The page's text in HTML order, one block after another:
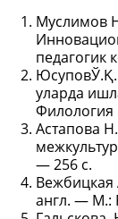
Муслимов
педагогик
уларда
Астапова
— 256 с.
Вежбицкая
англ. — М.: